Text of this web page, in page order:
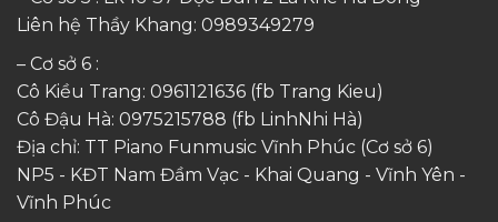
Liên hệ Thầy Khang: 0989349279
– Cơ sở 6 :
Cô Kiều Trang: 0961121636 (fb Trang Kieu)
Cô Đậu Hà: 0975215788 (fb LinhNhi Hà)
Địa chỉ: TT Piano Funmusic Vĩnh Phúc (Cơ sở 6)
NP5 - KĐT Nam Đầm Vạc - Khai Quang - Vĩnh Yên -
Vĩnh Phúc